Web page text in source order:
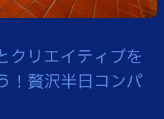
クリエイティブを
！贅沢半日コンパ